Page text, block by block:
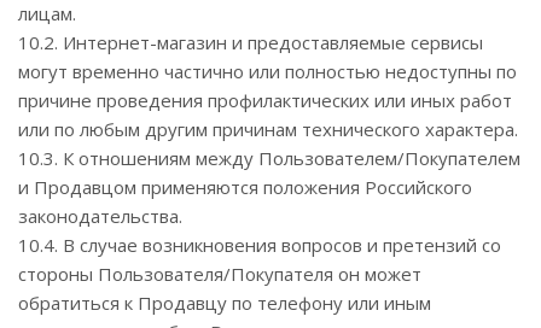
лицам.
10.2. Интернет-магазин и предоставляемые сервисы
могут временно частично или полностью недоступны по
причине проведения профилактических или иных работ
или по любым другим причинам технического характера.
10.3. К отношениям между Пользователем/Покупателем
и Продавцом применяются положения Российского
законодательства.
10.4. В случае возникновения вопросов и претензий со
стороны Пользователя/Покупателя он может
обратиться к Продавцу по телефону или иным